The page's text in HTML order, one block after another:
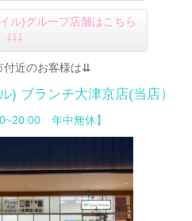
ル)グループ店舗はこちら
⇩⇩⇩
付近のお客様は⇊
) ブランチ大津京店(当店）
年中無休】